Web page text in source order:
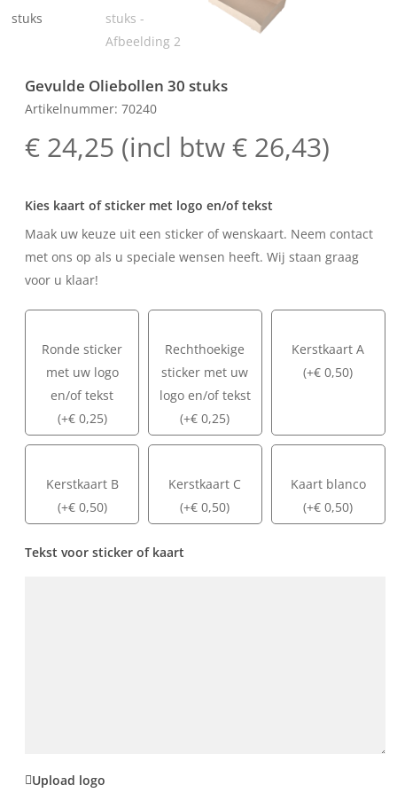
Gevulde Oliebollen 30 stuks
Artikelnummer: 70240
€ 24,25 (incl btw€ 26,43)
Kies kaart of sticker met logo en/of tekst
Maak uw keuze uit een sticker of wenskaart. Neem contact
met ons op als u speciale wensen heeft. Wij staan graag
voor u klaar!
Ronde sticker
met uw logo
en/of tekst
(+€0,25)
Rechthoekige
sticker met uw
logo en/of tekst
(+€ 0,25)
Kerstkaart A
(+€ 0,50)
Kerstkaart B
(+€0,50)
Kerstkaart C
(+€ 0,50)
Kaart blanco
(+€ 0,50)
Tekst voor sticker of kaart
Upload logo